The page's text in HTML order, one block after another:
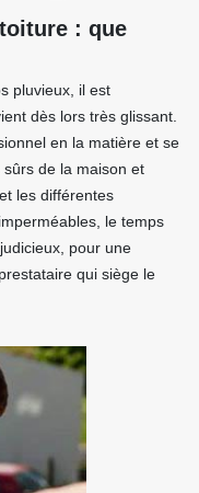
: que
pluvieux, il est
dès lors très glissant.
en la matière et se
sûrs de la maison et
les différentes
le temps
pour une
qui siège le